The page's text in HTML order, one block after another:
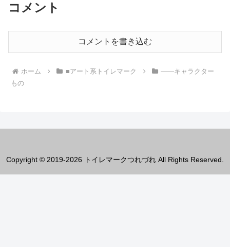
コメント
コメントを書き込む
ホーム ■アート系トイレマーク
――キャラクター
もの
Copyright © 2019-2026 トイレマークつれづれ All Rights Reserved.